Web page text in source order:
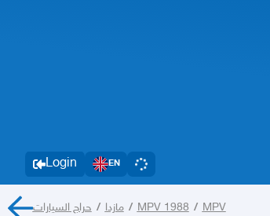
Login EN
مازدا / حراج السيارات / MPV 1988 / MPV